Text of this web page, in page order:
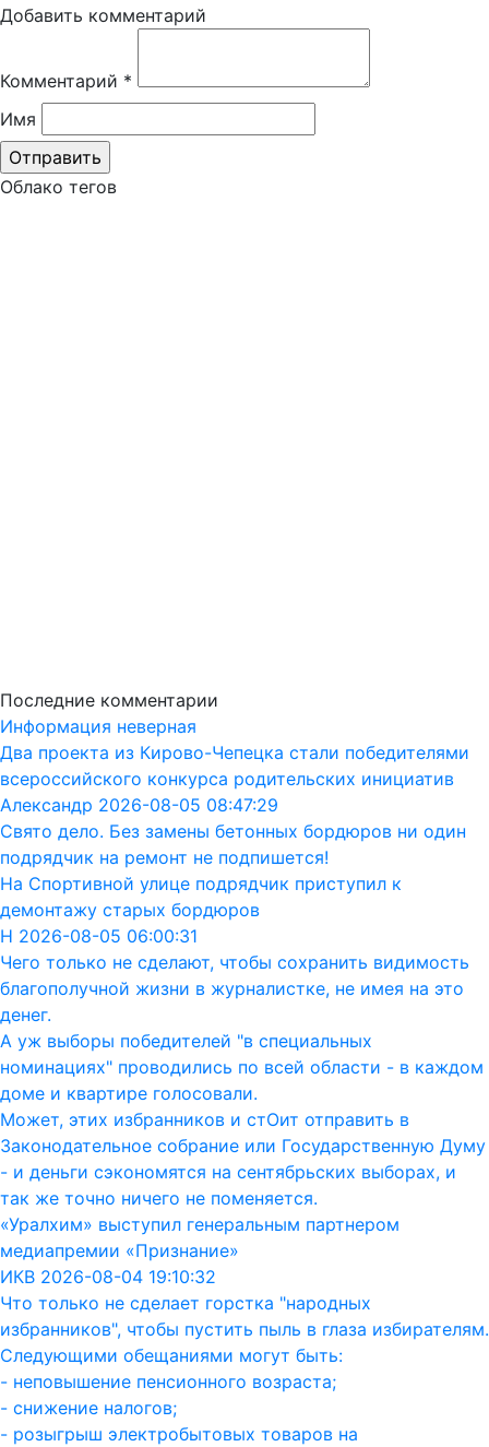
Добавить комментарий
Комментарий *
Имя
Облако тегов
Последние комментарии
Информация неверная
Два проекта из Кирово-Чепецка стали победителями
всероссийского конкурса родительских инициатив
Александр 2026-08-05 08:47:29
Свято дело. Без замены бетонных бордюров ни один
подрядчик на ремонт не подпишется!
На Спортивной улице подрядчик приступил к
демонтажу старых бордюров
Н 2026-08-05 06:00:31
Чего только не сделают, чтобы сохранить видимость
благополучной жизни в журналистке, не имея на это
денег.
А уж выборы победителей "в специальных
номинациях" проводились по всей области - в каждом
доме и квартире голосовали.
Может, этих избранников и стОит отправить в
Законодательное собрание или Государственную Думу
- и деньги сэкономятся на сентябрьских выборах, и
так же точно ничего не поменяется.
«Уралхим» выступил генеральным партнером
медиапремии «Признание»
ИКВ 2026-08-04 19:10:32
Что только не сделает горстка "народных
избранников", чтобы пустить пыль в глаза избирателям.
Следующими обещаниями могут быть:
- неповышение пенсионного возраста;
- снижение налогов;
- розыгрыш электробытовых товаров на